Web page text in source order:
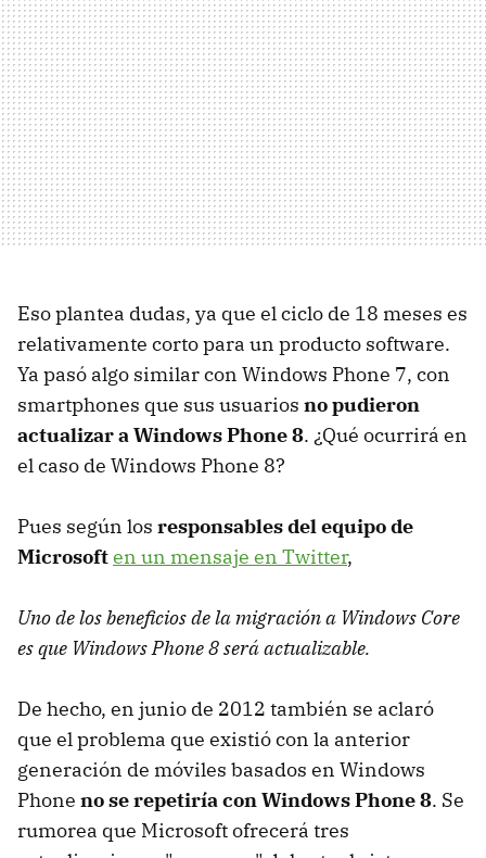
Eso plantea dudas, ya que el ciclo de 18 meses es
relativamente corto para un producto software.
Ya pasó algo similar con Windows Phone 7, con
smartphones que sus usuarios no pudieron
actualizar a Windows Phone 8. ¿Qué ocurrirá en
el caso de Windows Phone 8?
Pues según los responsables del equipo de
Microsoften un mensaje en Twitter,
Uno de los beneficios de la migración a Windows Core
es que Windows Phone 8 será actualizable.
De hecho, en junio de 2012 también se aclaró
que el problema que existió con la anterior
generación de móviles basados en Windows
Phone no se repetiría con Windows Phone 8. Se
rumorea que Microsoft ofrecerá tres